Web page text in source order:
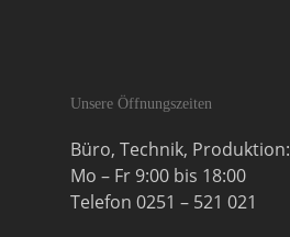
Unsere Öffnungszeiten
Büro, Technik, Produktion:
Mo – Fr 9:00 bis 18:00
Telefon 0251 – 521 021